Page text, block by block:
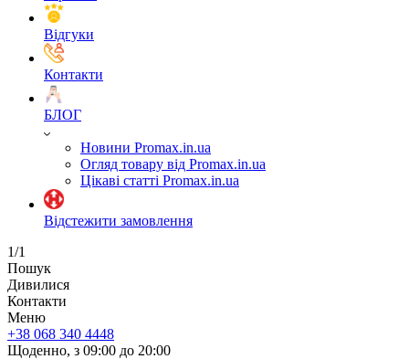
Відгуки
Контакти
БЛОГ
Новини Promax.in.ua
Огляд товару від Promax.in.ua
Цікаві статті Promax.in.ua
Відстежити замовлення
1/1
Пошук
Дивилися
Контакти
Меню
+38 068 340 4448
Щоденно, з 09:00 до 20:00